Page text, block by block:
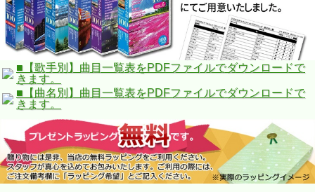
■【歌手別】曲目一覧表をPDFファイルでダウンロードで
きます。
■【曲名別】曲目一覧表をPDFファイルでダウンロードで
きます。